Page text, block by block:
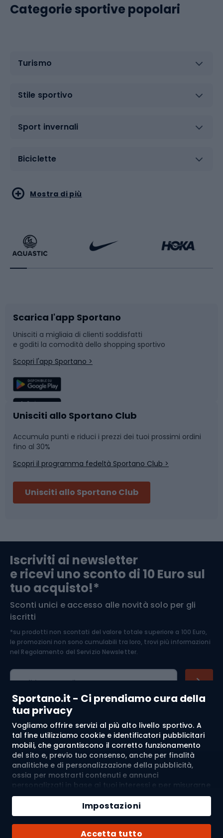
Sportano.it - Ci prendiamo cura della
tua privacy
Vogliamo offrire servizi al più alto livello sportivo. A
tal fine utilizziamo cookie e identificatori pubblicitari
mobili, che garantiscono il corretto funzionamento
del sito e, previo tuo consenso, anche per finalità
analitiche e di personalizzazione della pubblicità,
ossia per mostrarti contenuti e annunci
personalizzati in base ai tuoi interessi e per misurarne
l’efficacia. I cookie e gli identificatori pubblicitari
mobili possono essere utilizzati sia per attività
pubblicitarie personalizzate sia non personalizzate, a
seconda dei consensi da te espressi. Se clicchi su
“Accetta tutto”, acconsenti al trattamento dei tuoi
Accetta tutto
Impostazioni
Categorie sportive popolari
Turismo
Stile sportivo
Sport invernali
Biciclette
Sport acquatici
Bikepacking
Bushcraft
Corsa
Sport di squadra
Caschi da ciclismo
Skitouring
Abbigliamento da escursionismo
Sport di arti marziali
Sport con le racchette
Slitte e slittini
Snowboard
Camminata nordica
Nuoto
Pattinaggio
Componenti per biciclette
Arrampicata
Medicina dello sport
Abbigliamento ciclistico
Mostra di più
Scarica l'app Sportano
Unisciti a migliaia di clienti soddisfatti
e goditi la comodità dello shopping sportivo
Scopri l'app Sportano >
Unisciti allo Sportano Club
Accumula punti e riduci i prezzi dei tuoi prossimi ordini
fino al 30%
Scopri il programma fedeltà Sportano Club >
Unisciti allo Sportano Club
Iscriviti ai newsletter
e ricevi uno sconto di 10 Euro sul
tuo acquisto!*
Sconti unici e accesso alle novità solo per gli
iscritti
*su prodotti non scontati del valore totale superiore a 100 Euro,
le promozioni non sono cumulabili tra loro, trovi più informazioni
nel Regolamento del Servizio Newsletter.
Indirizzo e-mail
Acquisti
Servizio clienti
Regolamento
Chi siamo
Spedizione a: IT